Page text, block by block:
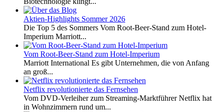
Aktien-Highlights Sommer 2026
Die Top 5 des Sommers Vom Root-Beer-Stand zum Hotel-
Imperium Marriott...
Vom Root-Beer-Stand zum Hotel-Imperium
Marriott International Es gibt Unternehmen, die von Anfang
an groß...
Netflix revolutionierte das Fernsehen
Vom DVD-Verleiher zum Streaming-Marktführer Netflix hat
in Wohnzimmern rund um...